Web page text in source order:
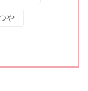
や